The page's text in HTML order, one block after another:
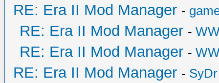
RE: Era II Mod Manager -
RE: Era II Mod Manager -
RE: Era II Mod Manager -
RE: Era II Mod Manager - SyDr